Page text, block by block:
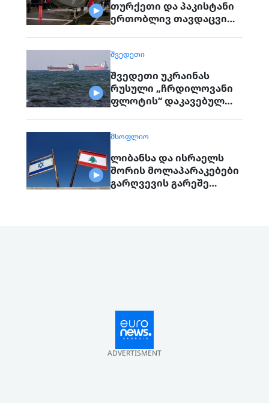
თურქეთი და პაკისტანი
ერთობლივ თავდაცვით
ᲨᲕᲔᲓᲔᲗᲘ
შვედეთი უკრაინას
რუსული „ჩრდილოვანი
ფლოტის“ დაკავებულ
ᲛᲡᲝᲤᲚᲘᲝ
ლიბანსა და ისრაელს
შორის მოლაპარაკებები
გარღვევის გარეშე
ADVERTISMENT